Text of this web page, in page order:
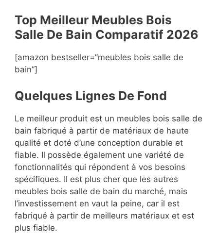
Top Meilleur Meubles Bois
Salle De Bain Comparatif 2026
[amazon bestseller=”meubles bois salle de
bain”]
Quelques Lignes De Fond
Le meilleur produit est un meubles bois salle de
bain fabriqué à partir de matériaux de haute
qualité et doté d’une conception durable et
fiable. Il possède également une variété de
fonctionnalités qui répondent à vos besoins
spécifiques. Il est plus cher que les autres
meubles bois salle de bain du marché, mais
l’investissement en vaut la peine, car il est
fabriqué à partir de meilleurs matériaux et est
plus fiable.